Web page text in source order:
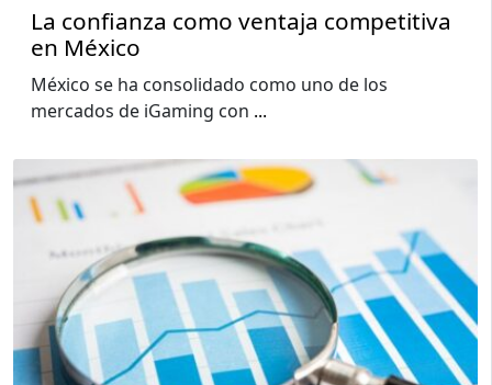
La confianza como ventaja competitiva
en México
México se ha consolidado como uno de los
mercados de iGaming con ...